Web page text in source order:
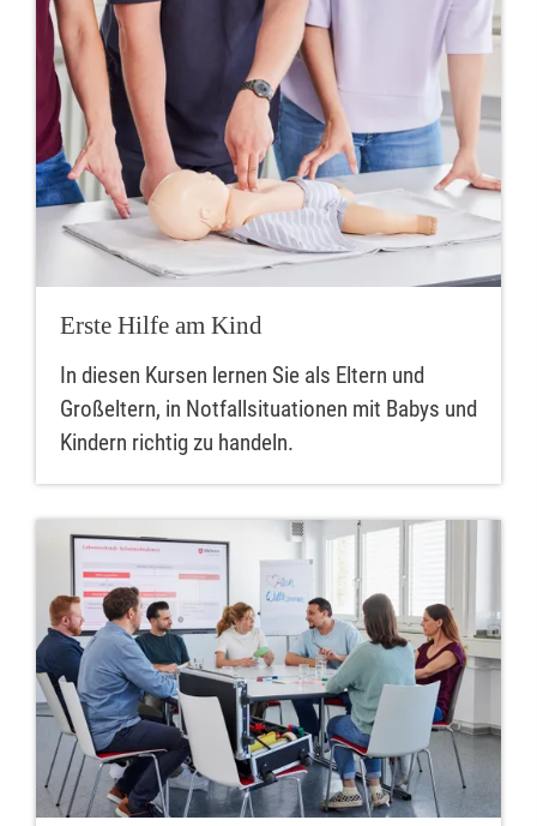
Erste Hilfe am Kind
In diesen Kursen lernen Sie als Eltern und
Großeltern, in Notfallsituationen mit Babys und
Kindern richtig zu handeln.